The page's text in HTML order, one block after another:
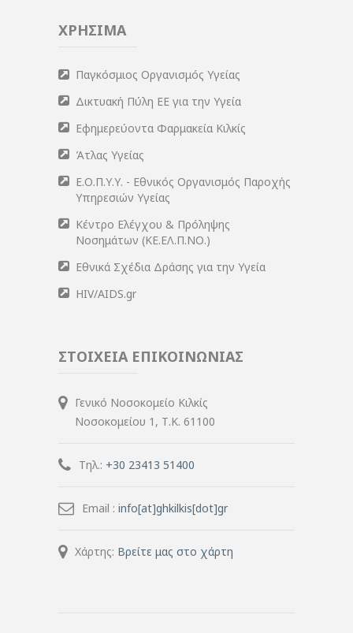
ΧΡΗΣΙΜΑ
Παγκόσμιος Οργανισμός Υγείας
Δικτυακή Πύλη ΕΕ για την Υγεία
Εφημερεύοντα Φαρμακεία Κιλκίς
Άτλας Υγείας
Ε.Ο.Π.Υ.Υ. - Εθνικός Οργανισμός Παροχής
Υπηρεσιών Υγείας
Κέντρο Ελέγχου & Πρόληψης
Νοσημάτων (ΚΕ.ΕΛ.Π.ΝΟ.)
Εθνικά Σχέδια Δράσης για την Υγεία
HIV/AIDS.gr
ΣΤΟΙΧΕΙΑ ΕΠΙΚΟΙΝΩΝΙΑΣ
Γενικό Νοσοκομείο Κιλκίς
Νοσοκομείου 1, Τ.Κ. 61100
Τηλ.: +30 23413 51400
Email : info[at]ghkilkis[dot]gr
Χάρτης: Βρείτε μας στο χάρτη